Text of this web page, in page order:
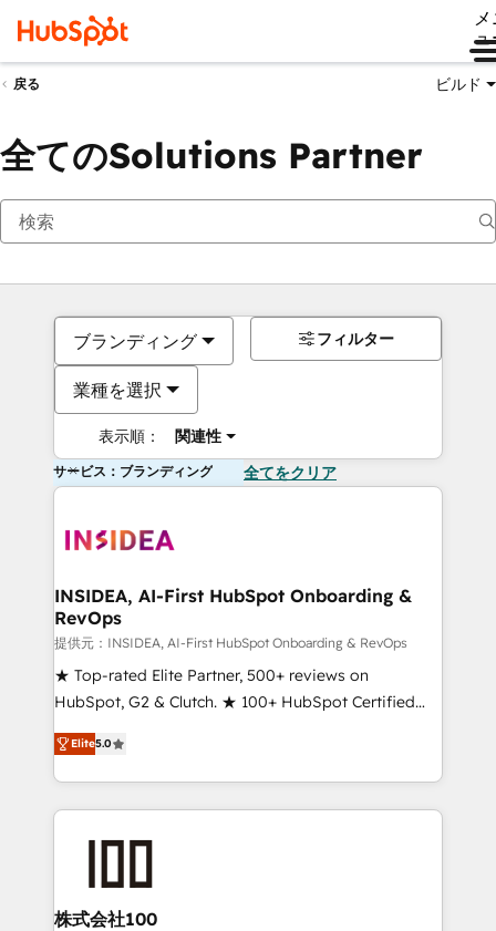
ュ
戻る ビルド
全てのSolutions Partner
ブランディング
業種を選択
表示順： 関連性
フィルター
サービス：ブランディング 全てをクリア
INSIDEA, AI-First HubSpot Onboarding &
RevOps
提供元：INSIDEA, AI-First HubSpot Onboarding & RevOps
★ Top-rated Elite Partner, 500+ reviews on
HubSpot, G2 & Clutch. ★ 100+ HubSpot Certified
Experts & Trainers across the team ★ 1,500+
implementations across five continents ★ AI-First,
RevOps-led, Onboarding obsessed ★ Company of
the Year 2024/25 INSIDEA helps growing companies
workflows that drive adoption from week one, in
your time zone. What we do ➤ Onboarding: Live in
Elite5.0
株式会社100